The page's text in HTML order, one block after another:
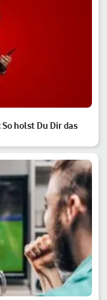
holst Du Dir das